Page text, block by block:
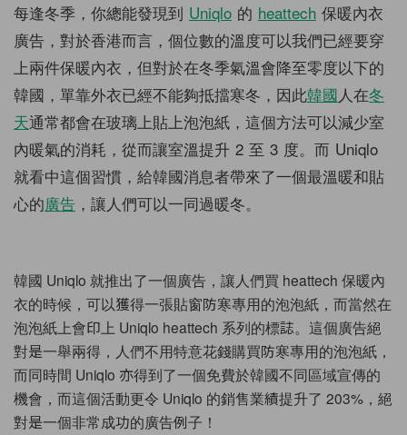
每逢冬季，你總能發現到 Uniqlo 的 heattech 保暖內衣
廣告，對於香港而言，個位數的溫度可以我們已經要穿
上兩件保暖內衣，但對於在冬季氣溫會降至零度以下的
韓國，單靠外衣已經不能夠抵擋寒冬，因此韓國人在冬
天通常都會在玻璃上貼上泡泡紙，這個方法可以減少室
內暖氣的消耗，從而讓室溫提升 2 至 3 度。而 Uniqlo
就看中這個習慣，給韓國消息者帶來了一個最溫暖和貼
心的廣告 ，讓人們可以一同過暖冬。
韓國 Uniqlo 就推出了一個廣告，讓人們買 heattech 保暖內
衣的時候，可以獲得一張貼窗防寒專用的泡泡紙，而當然在
泡泡紙上會印上 Uniqlo heattech 系列的標誌。這個廣告絕
對是一舉兩得，人們不用特意花錢購買防寒專用的泡泡紙，
而同時間 Uniqlo 亦得到了一個免費於韓國不同區域宣傳的
機會，而這個活動更令 Uniqlo 的銷售業績提升了 203%，絕
對是一個非常成功的廣告例子！